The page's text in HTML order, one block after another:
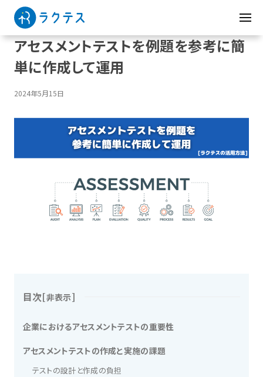
アセスメントテストを例題を参考に簡
単に作成して運用
2024年5月15日
目次[非表示]
企業におけるアセスメントテストの重要性
アセスメントテストの作成と実施の課題
テストの設計と作成の負担